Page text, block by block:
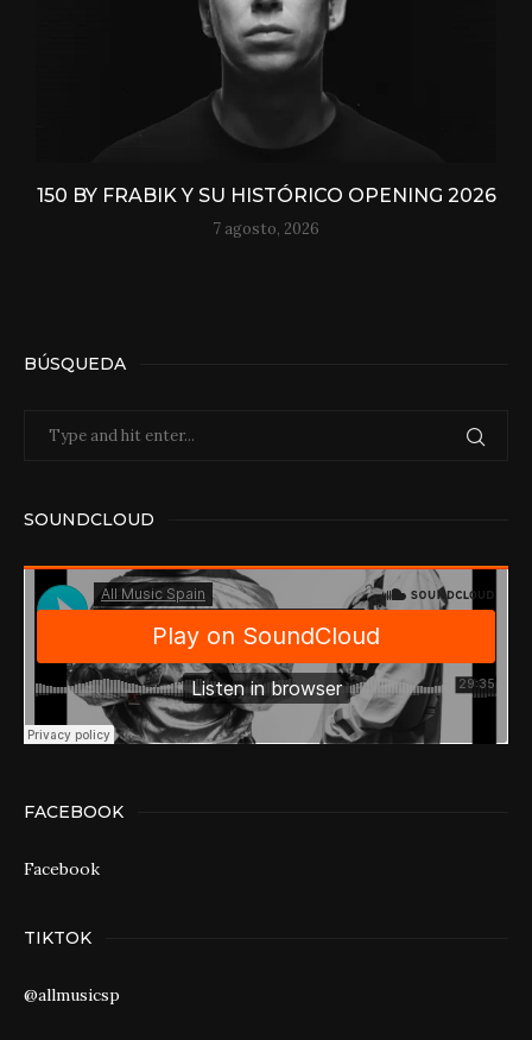
150 BY FRABIK Y SU HISTÓRICO OPENING 2026
7 agosto, 2026
BÚSQUEDA
SOUNDCLOUD
FACEBOOK
Facebook
TIKTOK
@allmusicsp